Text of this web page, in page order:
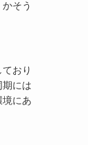
そう
おり
期には
にあ